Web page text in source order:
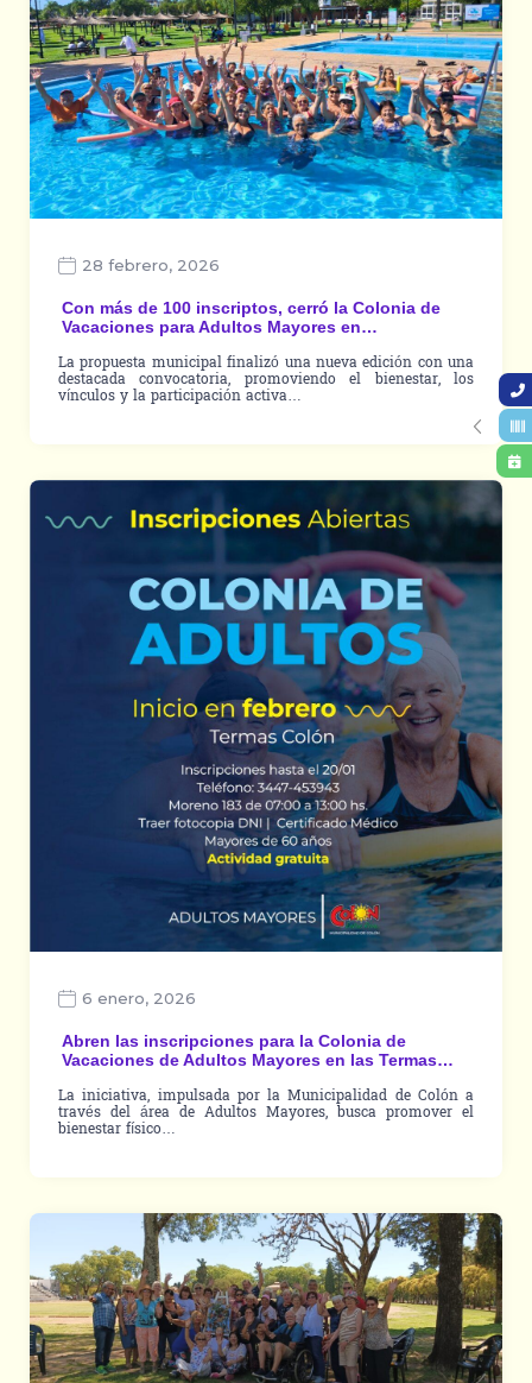
28 febrero, 2026
Con más de 100 inscriptos, cerró la Colonia de
Vacaciones para Adultos Mayores en…
La propuesta municipal finalizó una nueva edición con una
destacada convocatoria, promoviendo el bienestar, los
vínculos y la participación activa…
6 enero, 2026
Abren las inscripciones para la Colonia de
Vacaciones de Adultos Mayores en las Termas…
La iniciativa, impulsada por la Municipalidad de Colón a
través del área de Adultos Mayores, busca promover el
bienestar físico…